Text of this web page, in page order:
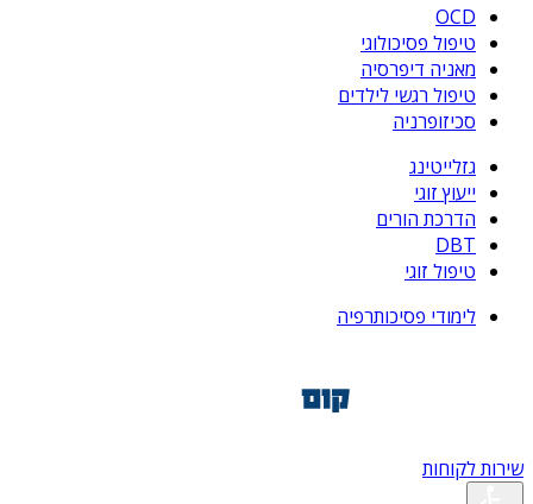
OCD
טיפול פסיכולוגי
מאניה דיפרסיה
טיפול רגשי לילדים
סכיזופרניה
גזלייטינג
ייעוץ זוגי
הדרכת הורים
DBT
טיפול זוגי
לימודי פסיכותרפיה
שירות לקוחות